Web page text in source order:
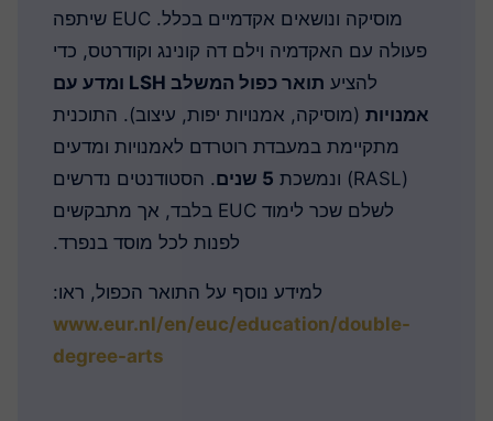
מוסיקה ונושאים אקדמיים בכלל. EUC שיתפה
פעולה עם האקדמיה וילם דה קונינג וקודרטס, כדי
להציע
תואר כפול המשלב LSH ומדע עם
אמנויות(מוסיקה, אמנויות יפות, עיצוב). התוכנית
מתקיימת במעבדת רוטרדם לאמנויות ומדעים
5 שנים
. הסטודנטים נדרשים
לשלם שכר לימוד EUC בלבד, אך מתבקשים
לפנות לכל מוסד בנפרד.
למידע נוסף על התואר הכפול, ראו:
www.eur.nl/en/euc/education/double-
degree-arts